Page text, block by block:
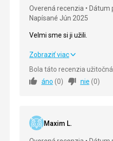
Overená recenzia
Dátum
Napísané Jún 2025
Velmi sme si ji užili.
Velmi sme si ji užili.
Strava
Služby
Zobraziť viac
Bola táto recenzia
áno (0) nie (0)
Maxim L.